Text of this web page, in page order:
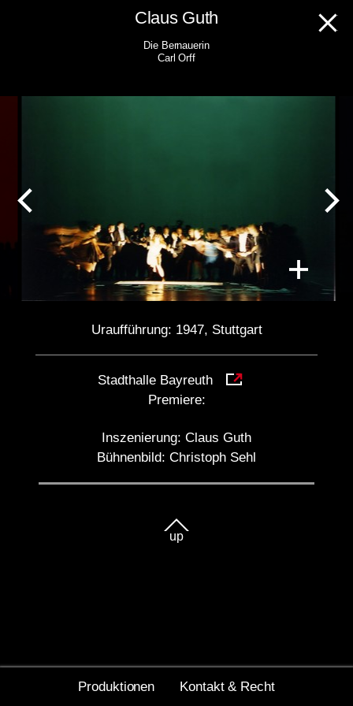
Claus Guth
Die Bernauerin
Carl Orff
Uraufführung: 1947, Stuttgart
Stadthalle Bayreuth
Premiere:
Inszenierung: Claus Guth
Bühnenbild: Christoph Sehl
up
Produktionen Kontakt & Recht